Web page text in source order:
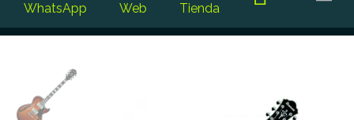
WhatsApp Web Tienda